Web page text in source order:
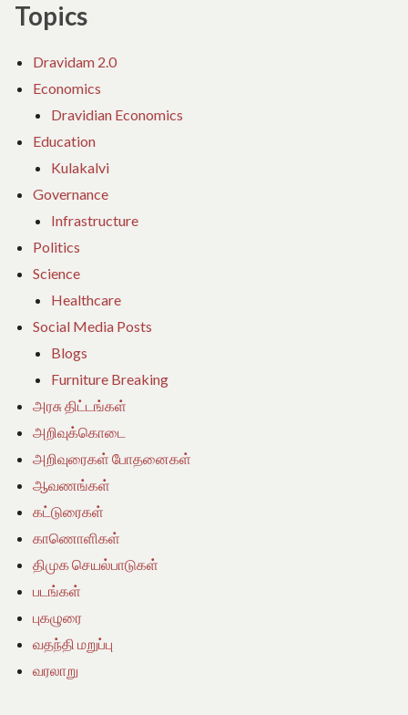
Topics
Dravidam 2.0
Economics
Dravidian Economics
Education
Kulakalvi
Governance
Infrastructure
Politics
Science
Healthcare
Social Media Posts
Blogs
Furniture Breaking
அரசு திட்டங்கள்
அறிவுக்கொடை
அறிவுரைகள் போதனைகள்
ஆவணங்கள்
கட்டுரைகள்
காணொளிகள்
திமுக செயல்பாடுகள்
படங்கள்
புகழுரை
வதந்தி மறுப்பு
வரலாறு